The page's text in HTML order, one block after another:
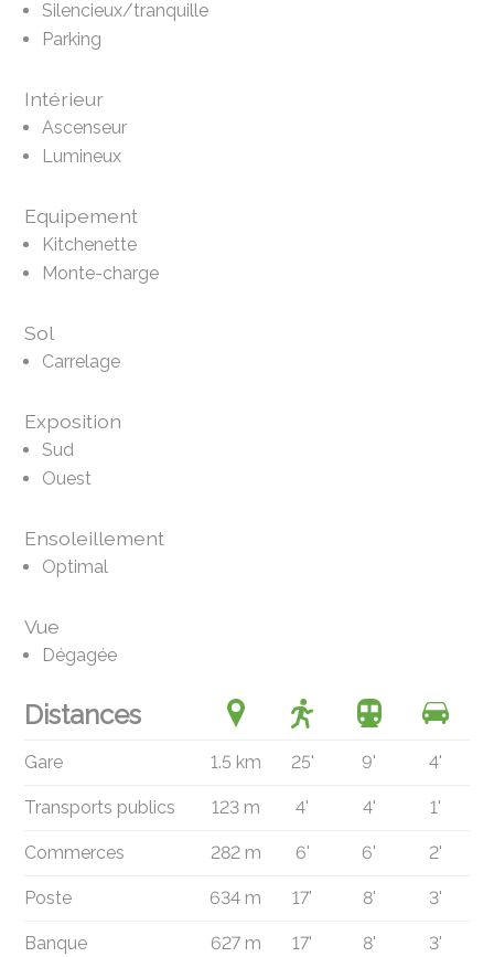
Silencieux/tranquille
Parking
Intérieur
Ascenseur
Lumineux
Equipement
Kitchenette
Monte-charge
Sol
Carrelage
Exposition
Sud
Ouest
Ensoleillement
Optimal
Vue
Dégagée
Distances
Gare 1.5 km 25' 9' 4'
Transports publics 123 m 4' 4' 1'
Commerces 282 m 6' 6' 2'
Poste 634 m 17' 8' 3'
Banque 627 m 17' 8' 3'